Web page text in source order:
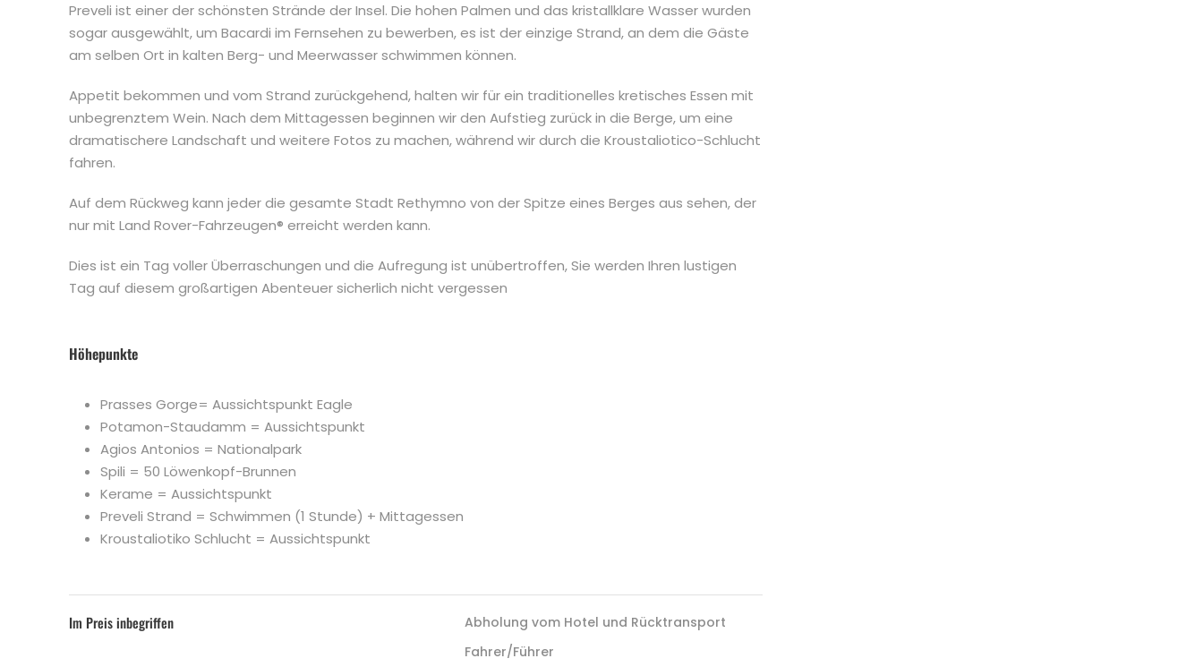
Preveli ist einer der schönsten Strände der Insel. Die hohen Palmen und das kristallklare Wasser wurden
sogar ausgewählt, um Bacardi im Fernsehen zu bewerben, es ist der einzige Strand, an dem die Gäste
am selben Ort in kalten Berg- und Meerwasser schwimmen können.
Appetit bekommen und vom Strand zurückgehend, halten wir für ein traditionelles kretisches Essen mit
unbegrenztem Wein. Nach dem Mittagessen beginnen wir den Aufstieg zurück in die Berge, um eine
dramatischere Landschaft und weitere Fotos zu machen, während wir durch die Kroustaliotico-Schlucht
fahren.
Auf dem Rückweg kann jeder die gesamte Stadt Rethymno von der Spitze eines Berges aus sehen, der
nur mit Land Rover-Fahrzeugen® erreicht werden kann.
Dies ist ein Tag voller Überraschungen und die Aufregung ist unübertroffen, Sie werden Ihren lustigen
Tag auf diesem großartigen Abenteuer sicherlich nicht vergessen
Höhepunkte
Prasses Gorge= Aussichtspunkt Eagle
Potamon-Staudamm = Aussichtspunkt
Agios Antonios = Nationalpark
Spili = 50 Löwenkopf-Brunnen
Kerame = Aussichtspunkt
Preveli Strand = Schwimmen (1 Stunde) + Mittagessen
Kroustaliotiko Schlucht = Aussichtspunkt
Im Preis inbegriffen
Abholung vom Hotel und Rücktransport
Fahrer/Führer